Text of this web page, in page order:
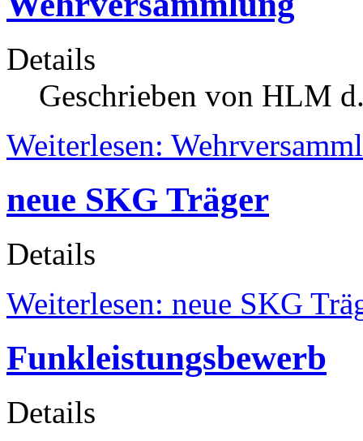
Details
Geschrieben von HLM
Weiterlesen:
neue SKG Träger
Details
Weiterlesen: neue SKG
Funkleistungsbewerb
Details